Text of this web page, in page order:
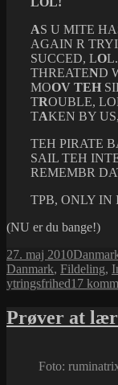
AS U MITE HA
AGAIN R
SUCCED, LO
THREATEND
MOOV TEH
TROUBLE,
TAKEN BY
TEH PIRATE
SAIL TEH
REMEMBR
TPB, ONLY IN
(NU er du bange!)
Udgivet
i
27. maj 2010
Danmark, Fildeling,
ytringsfrihed17
Prøver at
Foto: